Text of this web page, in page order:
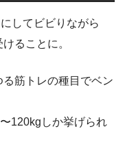
してビビりながら
ることに。
筋トレの種目でベン
120kgしか挙げられ